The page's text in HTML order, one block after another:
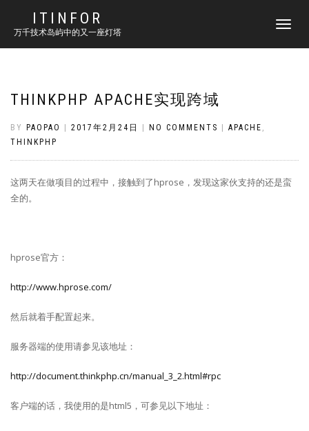
ITINFOR
万千技术岛屿中的又一座灯塔
TOGGLE
THINKPHP APACHE实现跨域
BY PAOPAO 2017年2月24日 NO COMMENTS APACHE ,
THINKPHP
这两天在做项目的过程中，接触到了hprose，发现这家伙支持的还是蛮
全的。
hprose官方：
http://www.hprose.com/
然后就着手配置起来。
服务器端的使用请参见该地址：
http://document.thinkphp.cn/manual_3_2.html#rpc
客户端的话，我使用的是html5，可参见以下地址：